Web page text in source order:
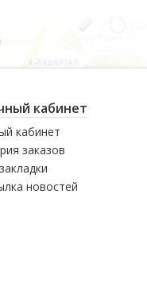
кабинет
кабинет
заказов
новостей